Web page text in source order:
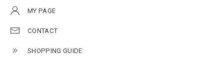
MY PAGE
CONTACT
SHOPPING GUIDE